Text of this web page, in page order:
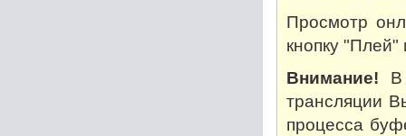
Просмотр
кнопку
Внимание! В
трансляции
процесса